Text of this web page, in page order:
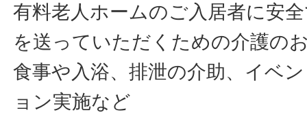
有料老人ホームのご入居者に安
を送っていただくための介護の
食事や入浴、排泄の介助、イベ
ョン実施など